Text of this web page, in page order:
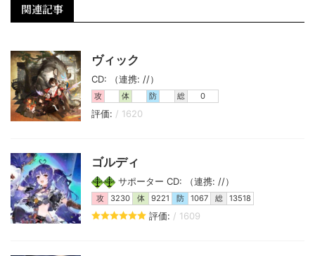
関連記事
ヴィック
CD: （連携: //）
攻 体 防 総 0
評価: / 1620
ゴルディ
サポーター CD: （連携: //）
攻 3230 体 9221 防 1067 総 13518
評価: / 1609